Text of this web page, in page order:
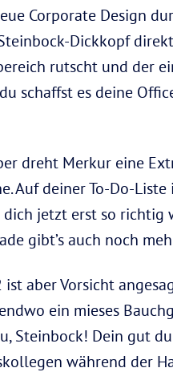
Corporate Design
Dickkopf
rutscht und der
schaffst es deine
dreht Merkur eine
Auf deiner To-Do-
dich jetzt erst so
gibt’s auch noch
aber Vorsicht
ein mieses
Steinbock! Dein gut
während der